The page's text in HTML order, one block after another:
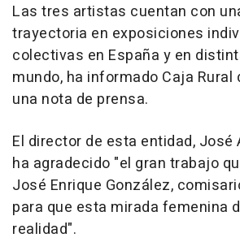
Las tres artistas cuentan con
trayectoria en exposiciones
colectivas en España y en
mundo, ha informado Caja Rural
una nota de prensa.
El director de esta entidad, José
ha agradecido "el gran trabajo
José Enrique González,
para que esta mirada femenina
realidad".